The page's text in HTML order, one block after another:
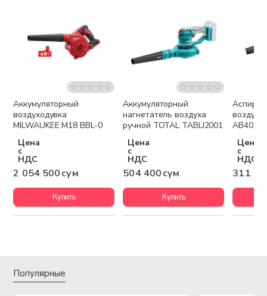
Бесплатная доставка
Аккумуляторный
воздуходувка
MILWAUKEE М18 BBL-0
Цена
с
НДС
2 054 500 сум
Купить
Аккумуляторный
нагнетатель воздуха
ручной TOTAL TABLI2001
Цена
с
НДС
504 400 сум
Купить
AB4038
Цена
с
НДС
311
Популярные